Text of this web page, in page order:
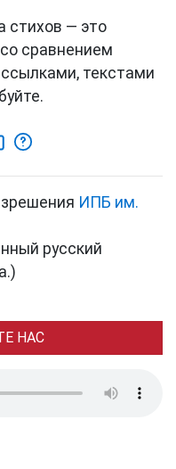
стихов — это
сравнением
текстами
ИПБ им.
русский
НАС